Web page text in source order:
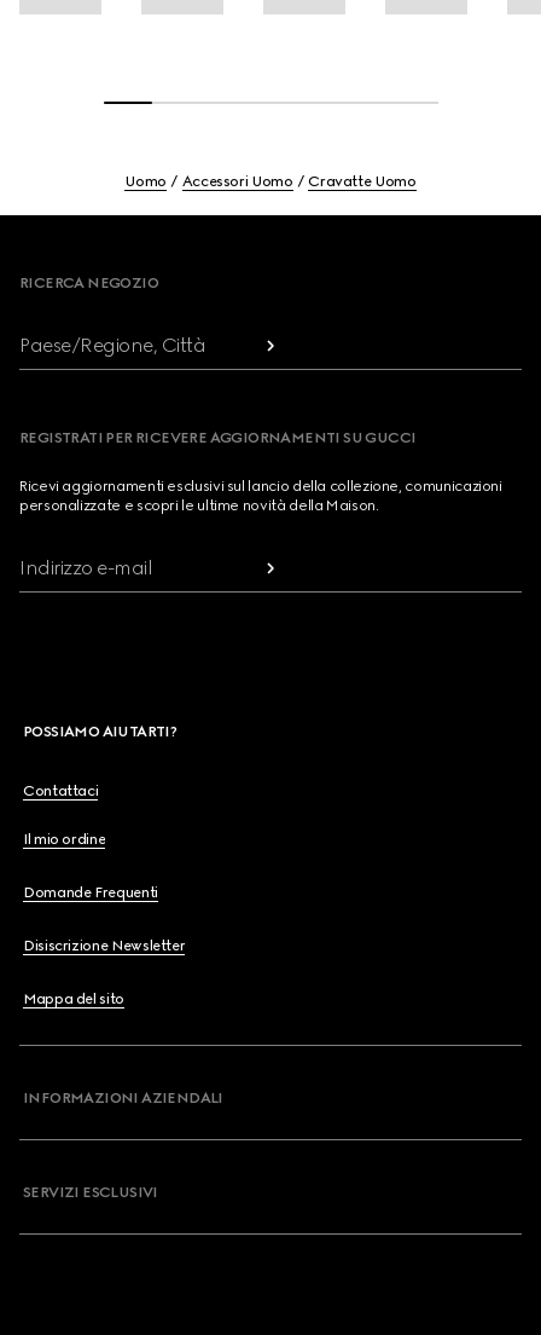
Uomo Accessori Uomo Cravatte Uomo
RICERCA NEGOZIO
Paese/Regione, Città
REGISTRATI PER RICEVERE AGGIORNAMENTI SU GUCCI
Ricevi aggiornamenti esclusivi sul lancio della collezione, comunicazioni
personalizzate e scopri le ultime novità della Maison.
Indirizzo e-mail
POSSIAMO AIUTARTI?
Contattaci
Il mio ordine
Domande Frequenti
Disiscrizione Newsletter
Mappa del sito
INFORMAZIONI AZIENDALI
SERVIZI ESCLUSIVI